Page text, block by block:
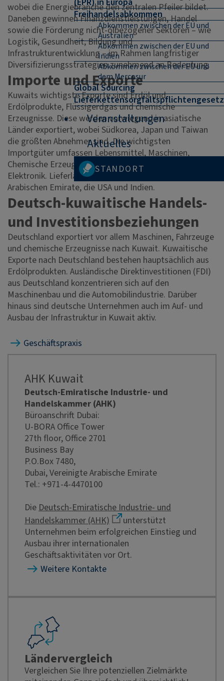
Freihandelsabkommen
Abkommen zwischen der EU und
Australien
Abkommen zwischen der EU und
Indien
Abkommen zwischen der EU und
dem Mercosur
Global Sourcing
Lieferkettensorgfaltspflichtengesetz
Veranstaltungen
Aktuelles
STANDORT
wobei die Energiebranche den zentralen Pfeiler bildet.
Daneben gewinnen Finanzdienstleistungen, Handel
sowie die Förderung nicht-ölbezogener Sektoren – wie
Logistik, Gesundheit, Bildung und
Infrastrukturentwicklung – im Rahmen langfristiger
Diversifizierungsstrategien zunehmend an Bedeutung.
Importe und Exporte
Kuwaits wichtigste Exporte sind Erdöl und
Erdölprodukte, Flüssigerdgas und chemische
Erzeugnisse. Diese werden vorwiegend in asiatische
Länder exportiert, wobei Südkorea, Japan und Taiwan
die größten Abnehmer sind. Die wichtigsten
Importgüter umfassen Lebensmittel, Maschinen,
Chemische Erzeugnisse sowie Maschinen und
Elektronik. Lieferländer sind China, die Vereinigten
Arabischen Emirate, die USA und Indien.
Deutsch-kuwaitische Handels-
und Investitionsbeziehungen
Deutschland exportiert vor allem Maschinen, Fahrzeuge
und chemische Erzeugnisse nach Kuwait. Kuwaitische
Exporte nach Deutschland bestehen hauptsächlich aus
Erdölprodukten. Ausländische Direktinvestitionen (FDI)
aus Deutschland konzentrieren sich auf den
Maschinenbau und die Automobilindustrie. Darüber
hinaus sind deutsche Unternehmen auch im Auf- und
Ausbau der Infrastruktur in Kuwait aktiv.
Geschäftspraxis
AHK Kuwait
Deutsch-Emiratische Industrie- und
Handelskammer (AHK)
Büroanschrift Dubai:
U-BORA Office Tower
27th floor, Office 2701
Business Bay
P.O.Box 7480,
Dubai, Vereinigte Arabische Emirate
Tel.: +971-4-4470100
Die Deutsch-Emiratische Industrie- und
Handelskammer (AHK)
unterstützt
Unternehmen beim erfolgreichen Einstieg und
Ausbau ihrer internationalen
Geschäftsaktivitäten vor Ort.
Weitere Kontakte
Ländervergleich
Vergleichen Sie Ihre potenziellen Zielmärkte